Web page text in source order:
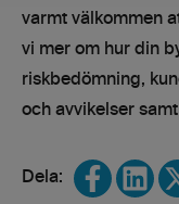
varmt välkommen
vi mer om hur din
riskbedömning,
och avvikelser
Share